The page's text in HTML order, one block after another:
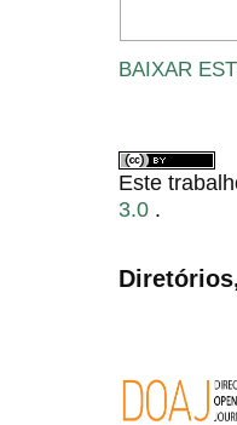
BAIXAR
Este
3.0 .